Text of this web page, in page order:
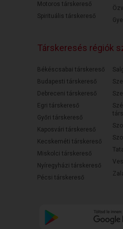
Motoros társkereső
Spirituális társkereső
Társkeresés régiók
Békéscsabai társkereső
Budapesti társkereső
Debreceni társkereső
Egri társkereső
Győri társkereső
Kaposvári társkereső
Kecskeméti társkereső
Miskolci társkereső
Nyíregyházi társkereső
Pécsi társkereső